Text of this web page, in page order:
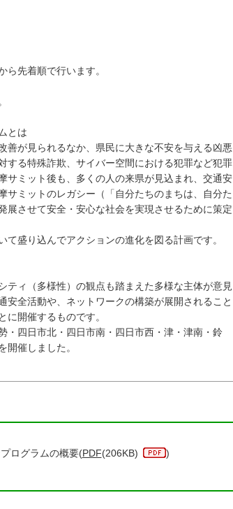
先着順で行います。
とは
が見られるなか、県民に大きな不安を与える凶悪
する特殊詐欺、サイバー空間における犯罪など犯罪
サミット後も、多くの人の来県が見込まれ、交通安
ミットのレガシー（「自分たちのまちは、自分た
展させて安全・安心な社会を実現させるために策定
盛り込んでアクションの進化を図る計画です。
ィ（多様性）の観点も踏まえた多様な主体が意見
全活動や、ネットワークの構築が展開されること
開催するものです。
四日市北・四日市南・四日市西・津・津南・鈴
開催しました。
ログラムの概要(PDF(206KB) )